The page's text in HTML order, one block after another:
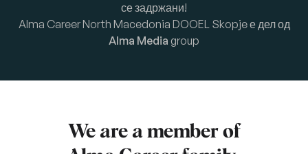
се задржани!
Alma Career North Macedonia DOOEL Skopje е дел од
Alma Media group
We are a member of